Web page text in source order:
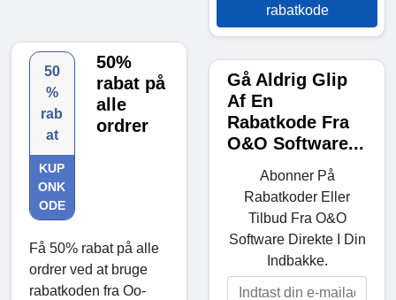
50
%
rab
at
KUP
ONK
ODE
50%
rabat på
alle
ordrer
Få 50% rabat på alle
ordrer ved at bruge
rabatkoden fra Oo-
rabatkode
Gå Aldrig Glip
Af En
Rabatkode Fra
O&O Software...
Abonner På
Rabatkoder Eller
Tilbud Fra O&O
Software Direkte I Din
Indbakke.